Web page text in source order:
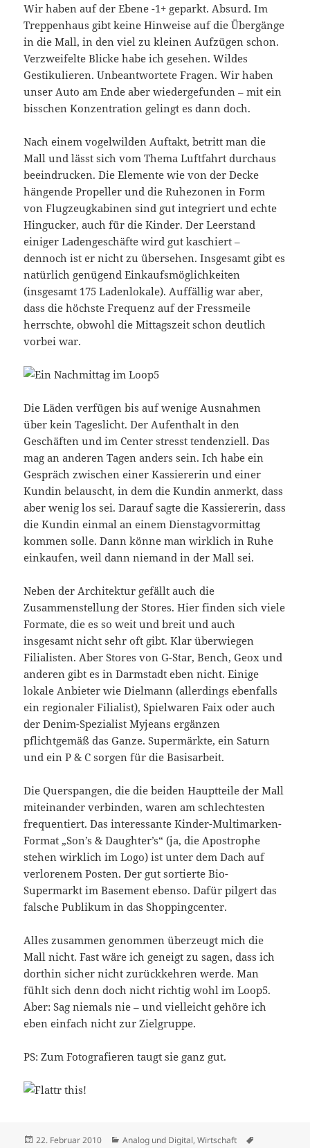
Wir haben auf der Ebene -1+ geparkt. Absurd. Im
Treppenhaus gibt keine Hinweise auf die Übergänge
in die Mall, in den viel zu kleinen Aufzügen schon.
Verzweifelte Blicke habe ich gesehen. Wildes
Gestikulieren. Unbeantwortete Fragen. Wir haben
unser Auto am Ende aber wiedergefunden – mit ein
bisschen Konzentration gelingt es dann doch.
Nach einem vogelwilden Auftakt, betritt man die
Mall und lässt sich vom Thema Luftfahrt durchaus
beeindrucken. Die Elemente wie von der Decke
hängende Propeller und die Ruhezonen in Form
von Flugzeugkabinen sind gut integriert und echte
Hingucker, auch für die Kinder. Der Leerstand
einiger Ladengeschäfte wird gut kaschiert –
dennoch ist er nicht zu übersehen. Insgesamt gibt es
natürlich genügend Einkaufsmöglichkeiten
(insgesamt 175 Ladenlokale). Auffällig war aber,
dass die höchste Frequenz auf der Fressmeile
herrschte, obwohl die Mittagszeit schon deutlich
vorbei war.
Die Läden verfügen bis auf wenige Ausnahmen
über kein Tageslicht. Der Aufenthalt in den
Geschäften und im Center stresst tendenziell. Das
mag an anderen Tagen anders sein. Ich habe ein
Gespräch zwischen einer Kassiererin und einer
Kundin belauscht, in dem die Kundin anmerkt, dass
aber wenig los sei. Darauf sagte die Kassiererin, dass
die Kundin einmal an einem Dienstagvormittag
kommen solle. Dann könne man wirklich in Ruhe
einkaufen, weil dann niemand in der Mall sei.
Neben der Architektur gefällt auch die
Zusammenstellung der Stores. Hier finden sich viele
Formate, die es so weit und breit und auch
insgesamt nicht sehr oft gibt. Klar überwiegen
Filialisten. Aber Stores von G-Star, Bench, Geox und
anderen gibt es in Darmstadt eben nicht. Einige
lokale Anbieter wie Dielmann (allerdings ebenfalls
ein regionaler Filialist), Spielwaren Faix oder auch
der Denim-Spezialist Myjeans ergänzen
pflichtgemäß das Ganze. Supermärkte, ein Saturn
und ein P & C sorgen für die Basisarbeit.
Die Querspangen, die die beiden Hauptteile der Mall
miteinander verbinden, waren am schlechtesten
frequentiert. Das interessante Kinder-Multimarken-
Format „Son’s & Daughter’s“ (ja, die Apostrophe
stehen wirklich im Logo) ist unter dem Dach auf
verlorenem Posten. Der gut sortierte Bio-
Supermarkt im Basement ebenso. Dafür pilgert das
falsche Publikum in das Shoppingcenter.
Alles zusammen genommen überzeugt mich die
Mall nicht. Fast wäre ich geneigt zu sagen, dass ich
dorthin sicher nicht zurückkehren werde. Man
fühlt sich denn doch nicht richtig wohl im Loop5.
Aber: Sag niemals nie – und vielleicht gehöre ich
eben einfach nicht zur Zielgruppe.
PS: Zum Fotografieren taugt sie ganz gut.
Veröffentlicht
22. Februar 2010 Kategorien
Analog und Digital,Wirtschaft